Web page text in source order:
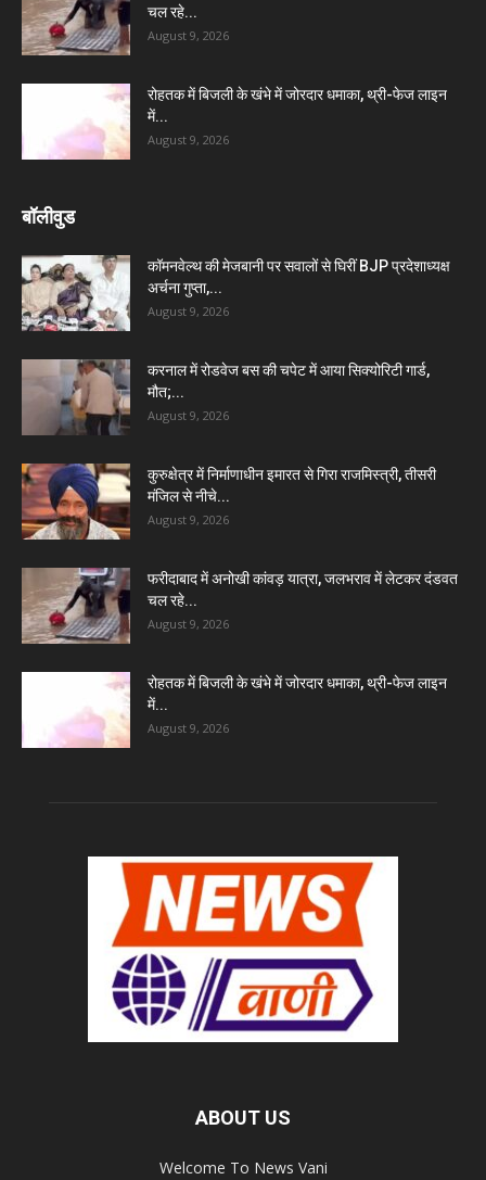
चल रहे...
August 9, 2026
रोहतक में बिजली के खंभे में जोरदार धमाका, थ्री-फेज लाइन
में...
August 9, 2026
बॉलीवुड
कॉमनवेल्थ की मेजबानी पर सवालों से घिरीं BJP प्रदेशाध्यक्ष
अर्चना गुप्ता,...
August 9, 2026
करनाल में रोडवेज बस की चपेट में आया सिक्योरिटी गार्ड,
मौत;...
August 9, 2026
कुरुक्षेत्र में निर्माणाधीन इमारत से गिरा राजमिस्त्री, तीसरी
मंजिल से नीचे...
August 9, 2026
फरीदाबाद में अनोखी कांवड़ यात्रा, जलभराव में लेटकर दंडवत
चल रहे...
August 9, 2026
रोहतक में बिजली के खंभे में जोरदार धमाका, थ्री-फेज लाइन
में...
August 9, 2026
ABOUT US
Welcome To News Vani